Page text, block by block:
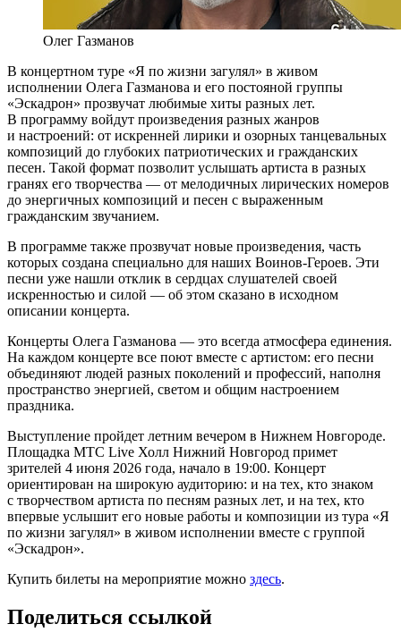
Олег Газманов
В концертном туре «Я по жизни загулял» в живом
исполнении Олега Газманова и его постояной группы
«Эскадрон» прозвучат любимые хиты разных лет.
В программу войдут произведения разных жанров
и настроений: от искренней лирики и озорных танцевальных
композиций до глубоких патриотических и гражданских
песен. Такой формат позволит услышать артиста в разных
гранях его творчества — от мелодичных лирических номеров
до энергичных композиций и песен с выраженным
гражданским звучанием.
В программе также прозвучат новые произведения, часть
которых создана специально для наших Воинов-Героев. Эти
песни уже нашли отклик в сердцах слушателей своей
искренностью и силой — об этом сказано в исходном
описании концерта.
Концерты Олега Газманова — это всегда атмосфера единения.
На каждом концерте все поют вместе с артистом: его песни
объединяют людей разных поколений и профессий, наполня
пространство энергией, светом и общим настроением
праздника.
Выступление пройдет летним вечером в Нижнем Новгороде.
Площадка МТС Live Холл Нижний Новгород примет
зрителей 4 июня 2026 года, начало в 19:00. Концерт
ориентирован на широкую аудиторию: и на тех, кто знаком
с творчеством артиста по песням разных лет, и на тех, кто
впервые услышит его новые работы и композиции из тура «Я
по жизни загулял» в живом исполнении вместе с группой
«Эскадрон».
Купить билеты на мероприятие можно здесь.
Поделиться ссылкой